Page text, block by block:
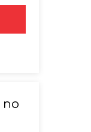
no